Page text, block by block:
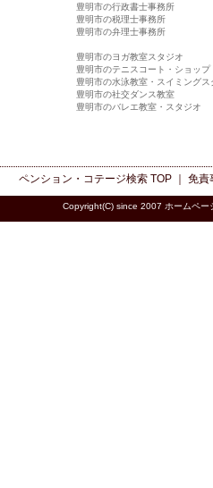
豊明市の行政書士事務所
豊明市の税理士事務所
豊明市の弁理士事務所
豊明市のヨガ教室スタジオ
豊明市のテニスコート・ショップ
豊明市の水泳教室・スイミングス
豊明市の社交ダンス教室
豊明市のバレエ教室・スタジオ
ペンション・コテージ検索TOP ｜ 免責
Copyright(C) since 2007 ホームペー